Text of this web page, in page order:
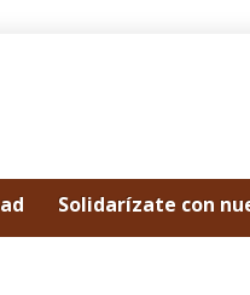
Solidarízate con